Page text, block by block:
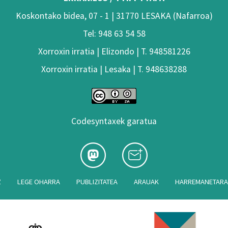
Koskontako bidea, 07 - 1 | 31770 LESAKA (Nafarroa)
Tel: 948 63 54 58
Xorroxin irratia | Elizondo | T. 948581226
Xorroxin irratia | Lesaka | T. 948638288
Codesyntaxek garatua
LEGE OHARRA PUBLIZITATEA ARAUAK